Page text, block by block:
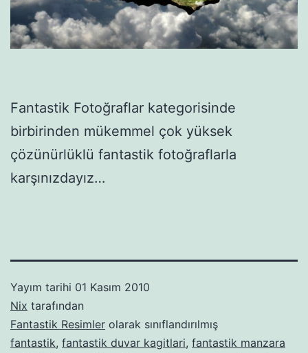
Fantastik Fotoğraflar kategorisinde
birbirinden mükemmel çok yüksek
çözünürlüklü fantastik fotoğraflarla
karşınızdayız…
Yayım tarihi 01 Kasım 2010
Nix tarafından
Fantastik Resimler olarak sınıflandırılmış
fantastik, fantastik duvar kagitlari, fantastik manzara